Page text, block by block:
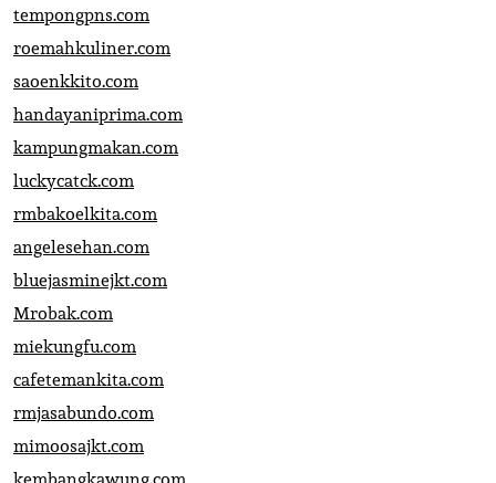
tempongpns.com
roemahkuliner.com
saoenkkito.com
handayaniprima.com
kampungmakan.com
luckycatck.com
rmbakoelkita.com
angelesehan.com
bluejasminejkt.com
Mrobak.com
miekungfu.com
cafetemankita.com
rmjasabundo.com
mimoosajkt.com